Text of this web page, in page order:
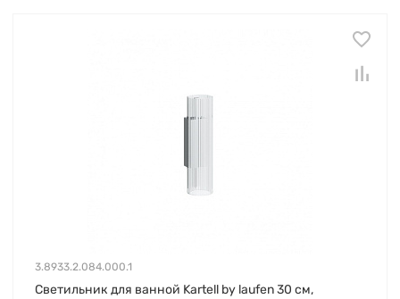
3.8933.2.084.000.1
Светильник для ванной Kartell by laufen 30 см,